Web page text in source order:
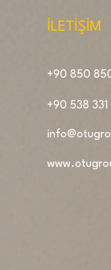
+90 850
+90 538 331
İLETİŞİM